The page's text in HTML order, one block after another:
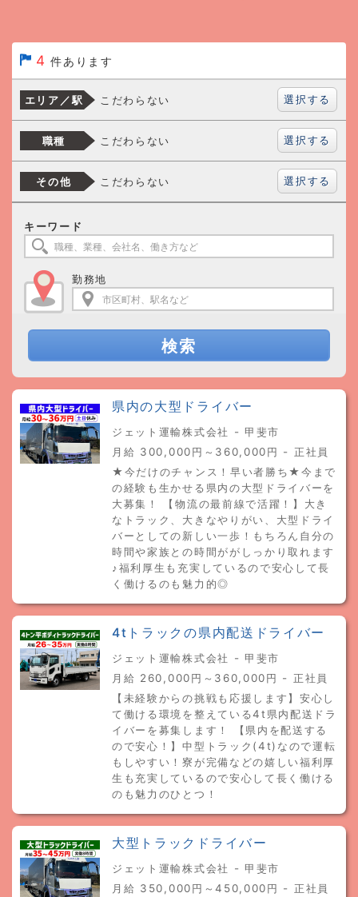
4 件あります
エリア／駅 こだわらない 選択する
職種 こだわらない 選択する
その他 こだわらない 選択する
キーワード
勤務地
検索
県内の大型ドライバー
ジェット運輸株式会社 - 甲斐市
月給 300,000円～360,000円 - 正社員
★今だけのチャンス！早い者勝ち★今まで
の経験も生かせる県内の大型ドライバーを
大募集！ 【物流の最前線で活躍！】大き
なトラック、大きなやりがい、大型ドライ
バーとしての新しい一歩！もちろん自分の
時間や家族との時間ががしっかり取れます
♪福利厚生も充実しているので安心して長
く働けるのも魅力的◎
4tトラックの県内配送ドライバー
ジェット運輸株式会社 - 甲斐市
月給 260,000円～360,000円 - 正社員
【未経験からの挑戦も応援します】安心し
て働ける環境を整えている4t県内配送ドラ
イバーを募集します！ 【県内を配送する
ので安心！】中型トラック(4t)なので運転
もしやすい！寮が完備などの嬉しい福利厚
生も充実しているので安心して長く働ける
のも魅力のひとつ！
大型トラックドライバー
ジェット運輸株式会社 - 甲斐市
月給 350,000円～450,000円 - 正社員